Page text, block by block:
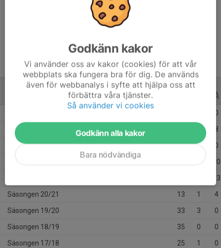
Komplett back, stark i närkamperna och har även ett
truppens viktigaste spelare.
ALLA ÅR
0
Säsongen 24/25 8
Säsongen 23/24 36 0 0
10
13
Säsongen 20/21 13 1 4
Säsongen 19/20 33 3 0
Säsongen 18/19 35 0 0
Säsongen 17/18 25 1 0
Godkänn kakor
Vi använder oss av kakor (cookies) för att vår
webbplats ska fungera bra för dig. De används
även för webbanalys i syfte att hjälpa oss att
förbättra våra tjänster.
Så använder vi cookies
Godkänn alla kakor
Bara nödvändiga